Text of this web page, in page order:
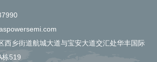
西乡街道航城大道与宝安大道交汇处华丰国际
栋519